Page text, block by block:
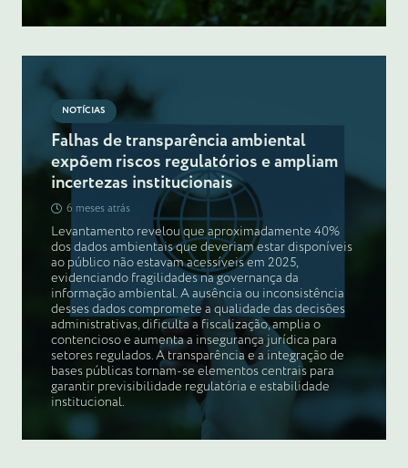
NOTÍCIAS
Falhas de transparência ambiental
expõem riscos regulatórios e ampliam
incertezas institucionais
6 meses atrás
Levantamento revelou que aproximadamente 40%
dos dados ambientais que deveriam estar disponíveis
ao público não estavam acessíveis em 2025,
evidenciando fragilidades na governança da
informação ambiental. A ausência ou inconsistência
desses dados compromete a qualidade das decisões
administrativas, dificulta a fiscalização, amplia o
contencioso e aumenta a insegurança jurídica para
setores regulados. A transparência e a integração de
bases públicas tornam-se elementos centrais para
garantir previsibilidade regulatória e estabilidade
institucional.